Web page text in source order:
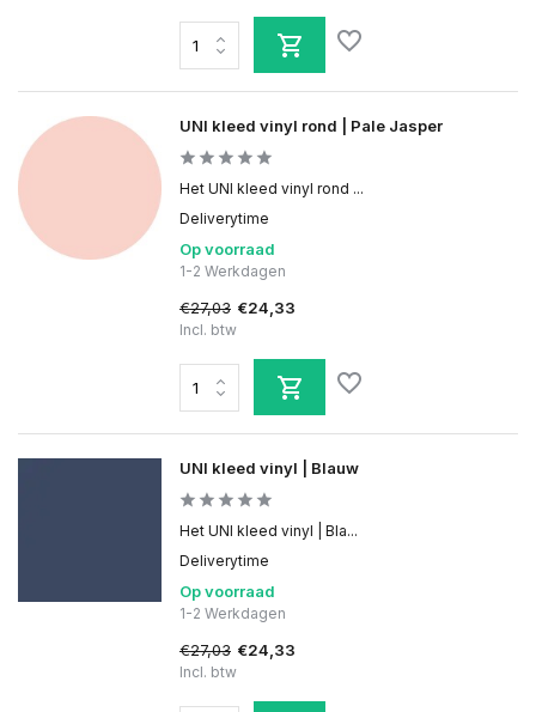
UNI kleed vinyl rond | Pale Jasper
Het UNI kleed vinyl rond ...
Deliverytime
Op voorraad
1-2 Werkdagen
€27,03 €24,33
Incl. btw
UNI kleed vinyl | Blauw
Het UNI kleed vinyl | Bla...
Deliverytime
Op voorraad
1-2 Werkdagen
€27,03 €24,33
Incl. btw